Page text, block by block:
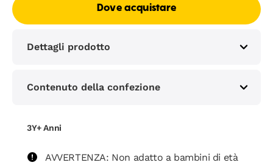
Dove acquistare
Dettagli prodotto
Contenuto della confezione
3Y+ Anni
AVVERTENZA: Non adatto a bambini di età